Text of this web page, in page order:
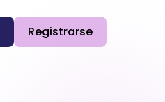
Registrarse